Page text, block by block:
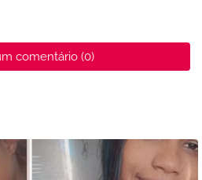
comentário (0)